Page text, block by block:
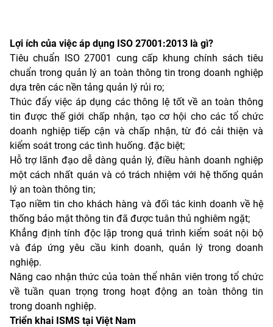
Lợi ích của việc áp dụng ISO 27001:2013 là gì?
Tiêu chuẩn ISO 27001 cung cấp khung chính sách tiêu
chuẩn trong quản lý an toàn thông tin trong doanh nghiệp
dựa trên các nền tảng quản lý rủi ro;
Thúc đẩy việc áp dụng các thông lệ tốt về an toàn thông
tin được thế giới chấp nhận, tạo cơ hội cho các tổ chức
doanh nghiệp tiếp cận và chấp nhận, từ đó cải thiện và
kiểm soát trong các tình huống. đặc biệt;
Hỗ trợ lãnh đạo dễ dàng quản lý, điều hành doanh nghiệp
một cách nhất quán và có trách nhiệm với hệ thống quản
lý an toàn thông tin;
Tạo niềm tin cho khách hàng và đối tác kinh doanh về hệ
thống bảo mật thông tin đã được tuân thủ nghiêm ngặt;
Khẳng định tính độc lập trong quá trình kiểm soát nội bộ
và đáp ứng yêu cầu kinh doanh, quản lý trong doanh
nghiệp.
Nâng cao nhận thức của toàn thể nhân viên trong tổ chức
về tuần quan trọng trong hoạt động an toàn thông tin
trong doanh nghiệp.
Triển khai ISMS tại Việt Nam